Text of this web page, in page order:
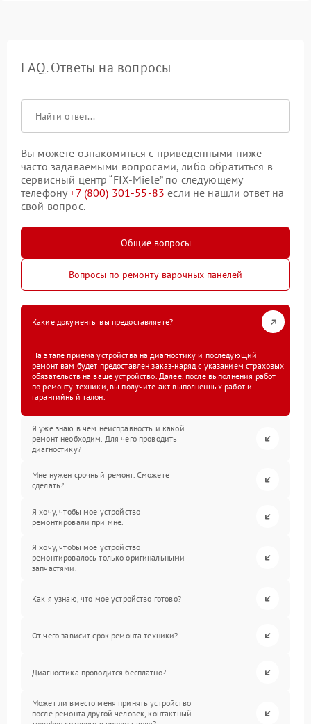
FAQ. Ответы на вопросы
Вы можете ознакомиться с приведенными ниже
часто задаваемыми вопросами, либо обратиться в
сервисный центр “FIX-Miele” по следующему
телефону+7 (800) 301-55-83 если не нашли ответ на
свой вопрос.
Общие вопросы
Вопросы по ремонту варочных панелей
Какие документы вы предоставляете?
На этапе приема устройства на диагностику и последующий
ремонт вам будет предоставлен заказ-наряд с указанием страховых
обязательств на ваше устройство. Далее, после выполнения работ
по ремонту техники, вы получите акт выполненных работ и
гарантийный талон.
Я уже знаю в чем неисправность и какой
ремонт необходим. Для чего проводить
диагностику?
Мне нужен срочный ремонт. Сможете
сделать?
Я хочу, чтобы мое устройство
ремонтировали при мне.
Я хочу, чтобы мое устройство
ремонтировалось только оригинальными
запчастями.
Как я узнаю, что мое устройство готово?
От чего зависит срок ремонта техники?
Диагностика проводится бесплатно?
Может ли вместо меня принять устройство
после ремонта другой человек, контактный